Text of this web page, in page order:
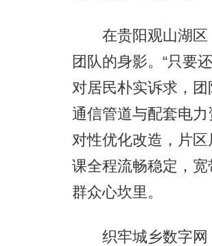
在贵阳观山湖区
团队的身影。“只要
对居民朴实诉求，
通信管道与配套电
对性优化改造，片
课全程流畅稳定，
群众心坎里。
织牢城乡数字网